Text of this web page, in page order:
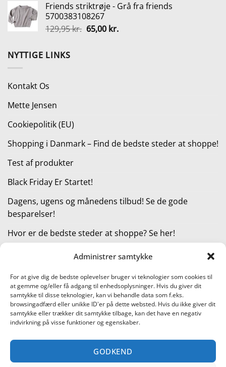
Administrer samtykke
For at give dig de bedste oplevelser bruger vi teknologier som cookies til
at gemme og/eller få adgang til enhedsoplysninger. Hvis du giver dit
samtykke til disse teknologier, kan vi behandle data som f.eks.
browsingadfærd eller unikke ID'er på dette websted. Hvis du ikke giver dit
samtykke eller trækker dit samtykke tilbage, kan det have en negativ
indvirkning på visse funktioner og egenskaber.
GODKEND
pris
var:
89,00 kr..
pris
59,00 kr..
Friends striktrøje - Grå fra friends
5700383108267
129,95kr. Den
65,00 kr.Den
NYTTIGE LINKS
Kontakt Os
Mette Jensen
Cookiepolitik (EU)
Shopping i Danmark – Find de bedste steder at shoppe!
Test af produkter
Black Friday Er Startet!
Dagens, ugens og månedens tilbud! Se de gode
besparelser!
Hvor er de bedste steder at shoppe? Se her!
Kategorier
Læs vores guide til online shopping
PayPal Stripe